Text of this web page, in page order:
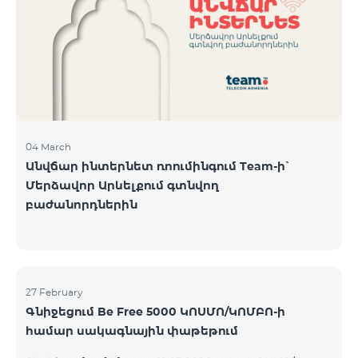
Կիրակի-08․03 Երևան Կենտրոն Իսակովի
պողոտա 3/7 09:00-18:00 09:00-18:00 10:00-19:00
Երևան Կենտրոն Խորենացու փողոց 26/26 09:00-
04 March
Անվճար ինտերնետ ռոումինգում Team-ի՝
Մերձավոր Արևելքում գտնվող
բաժանորդներին
27 February
Գնիջեցում Be Free 5000 ԿՈՍՄՈ/ԿՈՄԲՈ-ի
համար սակագնային փաթեթում